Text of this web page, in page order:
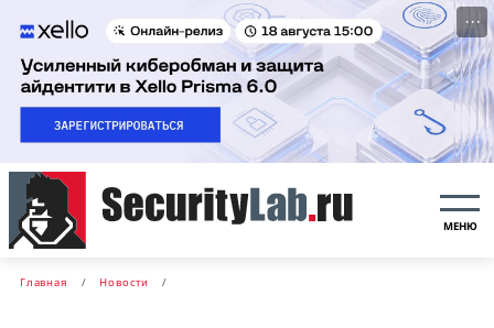
···
МЕНЮ
Главная Новости